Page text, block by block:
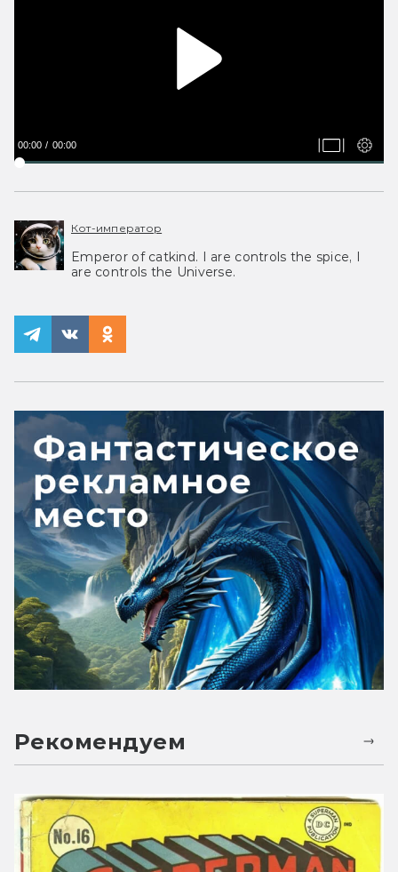
00:00 00:00
Кот-император
Emperor of catkind. I are controls the spice, I
are controls the Universe.
Рекомендуем